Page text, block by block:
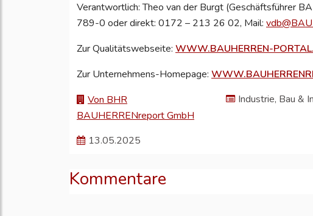
Verantwortlich: Theo van der Burgt (Geschäftsführer
789-0 oder direkt: 0172 – 213 26 02, Mail:
Zur Qualitätswebseite: WWW.BAUHERREN-
Zur Unternehmens-Homepage:
Von BHR
BAUHERRENreport GmbH
Industrie, Bau &
13.05.2025
Kommentare